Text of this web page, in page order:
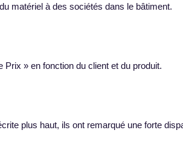
matériel à des sociétés dans le bâtiment.
» en fonction du client et du produit.
plus haut, ils ont remarqué une forte